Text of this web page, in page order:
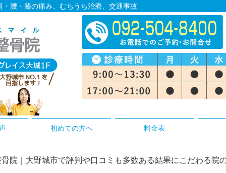
腰・膝の痛み、むちうち治療、交通事故
初めての方へ 料金表
院｜大野城市で評判や口コミも多数ある結果にこだわる院